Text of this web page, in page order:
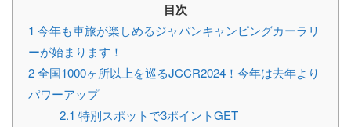
目次
1 今年も車旅が楽しめるジャパンキャンピングカーラリ
ーが始まります！
2全国1000ヶ所以上を巡るJCCR2024！今年は去年より
パワーアップ
2.1 特別スポットで3ポイントGET